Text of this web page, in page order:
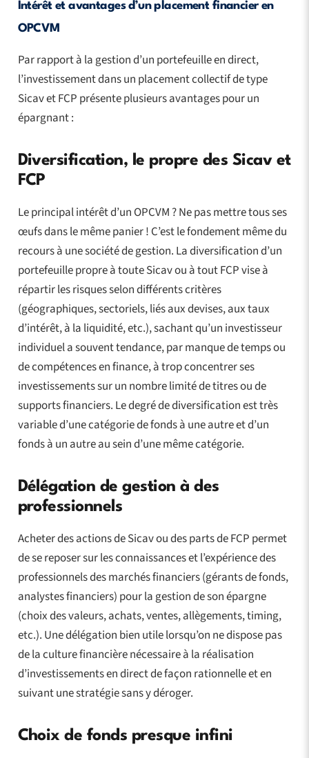
Intérêt et avantages d’un placement financier en
OPCVM
Par rapport à la gestion d’un portefeuille en direct,
l’investissement dans un placement collectif de type
Sicav et FCP présente plusieurs avantages pour un
épargnant :
Diversification, le propre des Sicav et
FCP
Le principal intérêt d’un OPCVM ? Ne pas mettre tous ses
œufs dans le même panier ! C’est le fondement même du
recours à une société de gestion. La diversification d’un
portefeuille propre à toute Sicav ou à tout FCP vise à
répartir les risques selon différents critères
(géographiques, sectoriels, liés aux devises, aux taux
d’intérêt, à la liquidité, etc.), sachant qu’un investisseur
individuel a souvent tendance, par manque de temps ou
de compétences en finance, à trop concentrer ses
investissements sur un nombre limité de titres ou de
supports financiers. Le degré de diversification est très
variable d’une catégorie de fonds à une autre et d’un
fonds à un autre au sein d’une même catégorie.
Délégation de gestion à des
professionnels
Acheter des actions de Sicav ou des parts de FCP permet
de se reposer sur les connaissances et l’expérience des
professionnels des marchés financiers (gérants de fonds,
analystes financiers) pour la gestion de son épargne
(choix des valeurs, achats, ventes, allègements, timing,
etc.). Une délégation bien utile lorsqu’on ne dispose pas
de la culture financière nécessaire à la réalisation
d’investissements en direct de façon rationnelle et en
suivant une stratégie sans y déroger.
Choix de fonds presque infini